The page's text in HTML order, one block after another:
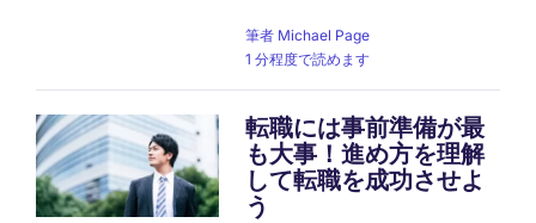
筆者 Michael Page
1 分程度で読めます
転職には事前準備が最
も大事！進め方を理解
して転職を成功させよ
う